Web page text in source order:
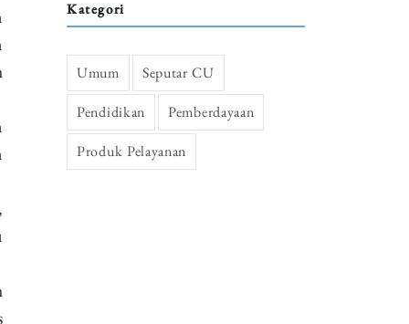
Kategori
Umum Seputar CU
Pendidikan Pemberdayaan
Produk Pelayanan